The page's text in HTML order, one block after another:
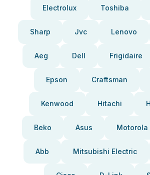
Electrolux Toshiba
Sharp Jvc Lenovo
Aeg Dell Frigidaire
Epson Craftsman
Kenwood Hitachi
Beko Asus Motorola
Abb Mitsubishi Electric